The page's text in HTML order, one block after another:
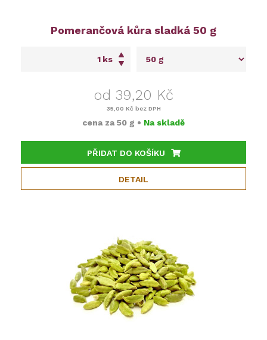
Pomerančová kůra sladká 50 g
ks
od 39,20 Kč
35,00 Kč bez DPH
cena za 50 g • Na skladě
PŘIDAT DO KOŠÍKU
DETAIL